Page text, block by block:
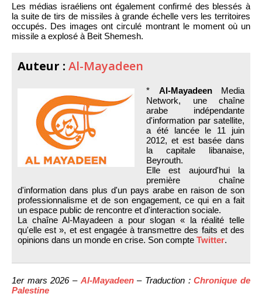
Les médias israéliens ont également confirmé des blessés à
la suite de tirs de missiles à grande échelle vers les territoires
occupés. Des images ont circulé montrant le moment où un
missile a explosé à Beit Shemesh.
Auteur : Al-Mayadeen
* Al-MayadeenMedia
Network, une chaîne
arabe indépendante
d'information par satellite,
a été lancée le 11 juin
2012, et est basée dans
la capitale libanaise,
Beyrouth.
Elle est aujourd'hui la
première chaîne
d'information dans plus d'un pays arabe en raison de son
professionnalisme et de son engagement, ce qui en a fait
un espace public de rencontre et d'interaction sociale.
La chaîne Al-Mayadeen a pour slogan « la réalité telle
qu'elle est », et est engagée à transmettre des faits et des
opinions dans un monde en crise. Son compte Twitter.
1er mars 2026 – Al-Mayadeen– Traduction :Chronique de
Palestine